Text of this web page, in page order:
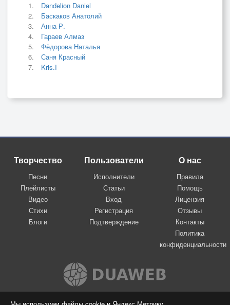
Dandelion Daniel
Баскаков Анатолий
Анна Р.
Гараев Алмаз
Фёдорова Наталья
Саня Красный
Kris.I
Творчество
Песни
Плейлисты
Видео
Стихи
Блоги
Пользователи
Исполнители
Статьи
Вход
Регистрация
Подтверждение
О нас
Правила
Помощь
Лицензия
Отзывы
Контакты
Политика
конфиденциальности
Вконтакте